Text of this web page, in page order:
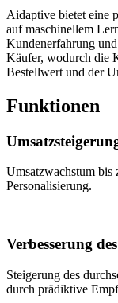
Aidaptive bietet eine
auf maschinellem
Kundenerfahrung
Käufer, wodurch die
Bestellwert und der
Funktionen
Umsatzwachstum bis
Personalisierung.
Verbesserung
Steigerung des
durch prädiktive